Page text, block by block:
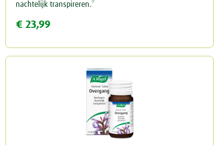
nachtelijk transpireren.*
€ 23,99